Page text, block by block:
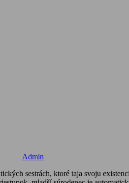
Admin
sestrách, ktoré taja svoju